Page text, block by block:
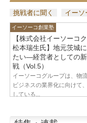
挑戦者に聞く イーソ
イーソーコ創業塾
【株式会社イーソーコ
松本瑞生氏】地元茨城
たい—経営者としての
戦（Vol.5）
イーソーコグループは、物
ビジネスの業界化に向けて
している...